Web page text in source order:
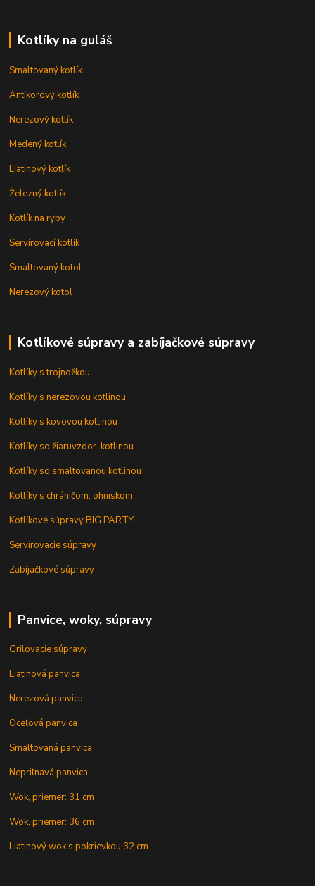
Kotlíky na guláš
Smaltovaný kotlík
Antikorový kotlík
Nerezový kotlík
Medený kotlík
Liatinový kotlík
Železný kotlík
Kotlík na ryby
Servírovací kotlík
Smaltovaný kotol
Nerezový kotol
Kotlíkové súpravy a zabíjačkové súpravy
Kotlíky s trojnožkou
Kotlíky s nerezovou kotlinou
Kotlíky s kovovou kotlinou
Kotlíky so žiaruvzdor. kotlinou
Kotlíky so smaltovanou kotlinou
Kotlíky s chráničom, ohniskom
Kotlíkové súpravy BIG PARTY
Servírovacie súpravy
Zabíjačkové súpravy
Panvice, woky, súpravy
Grilovacie súpravy
Liatinová panvica
Nerezová panvica
Oceľová panvica
Smaltovaná panvica
Nepriľnavá panvica
Wok, priemer: 31 cm
Wok, priemer: 36 cm
Liatinový wok s pokrievkou 32 cm